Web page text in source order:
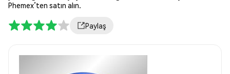
Phemex’ten satın alın.
Paylaş